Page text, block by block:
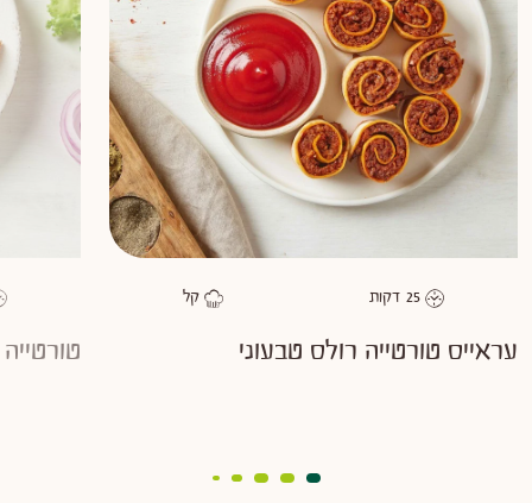
רולס
טבעוני
favorite
עראייס טורטייה רולס טבעוני
25 דקות
קל